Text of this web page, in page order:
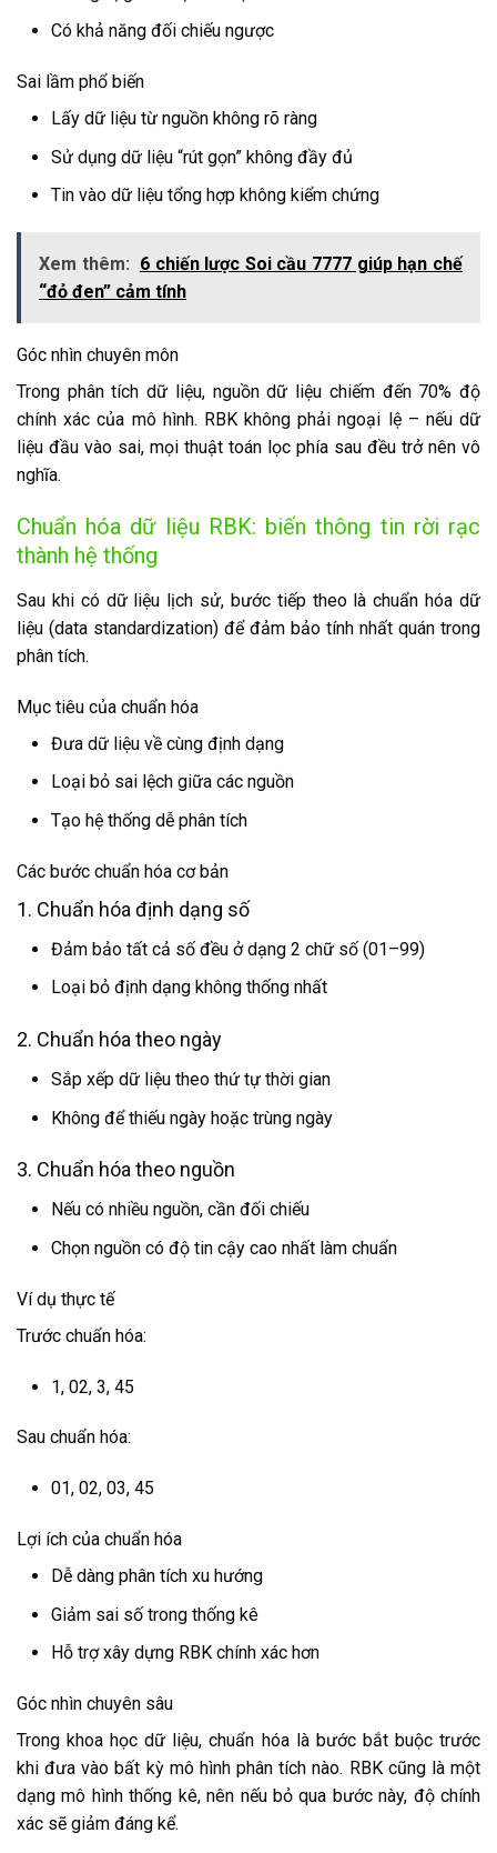
Có khả năng đối chiếu ngược
Sai lầm phổ biến
Lấy dữ liệu từ nguồn không rõ ràng
Sử dụng dữ liệu “rút gọn” không đầy đủ
Tin vào dữ liệu tổng hợp không kiểm chứng
Xem thêm: 6 chiến lược Soi cầu 7777 giúp hạn chế
“đỏ đen” cảm tính
Góc nhìn chuyên môn
Trong phân tích dữ liệu, nguồn dữ liệu chiếm đến 70% độ
chính xác của mô hình. RBK không phải ngoại lệ – nếu dữ
liệu đầu vào sai, mọi thuật toán lọc phía sau đều trở nên vô
nghĩa.
Chuẩn hóa dữ liệu RBK: biến thông tin rời rạc
thành hệ thống
Sau khi có dữ liệu lịch sử, bước tiếp theo là chuẩn hóa dữ
liệu (data standardization) để đảm bảo tính nhất quán trong
phân tích.
Mục tiêu của chuẩn hóa
Đưa dữ liệu về cùng định dạng
Loại bỏ sai lệch giữa các nguồn
Tạo hệ thống dễ phân tích
Các bước chuẩn hóa cơ bản
1. Chuẩn hóa định dạng số
Đảm bảo tất cả số đều ở dạng 2 chữ số (01–99)
Loại bỏ định dạng không thống nhất
2. Chuẩn hóa theo ngày
Sắp xếp dữ liệu theo thứ tự thời gian
Không để thiếu ngày hoặc trùng ngày
3. Chuẩn hóa theo nguồn
Nếu có nhiều nguồn, cần đối chiếu
Chọn nguồn có độ tin cậy cao nhất làm chuẩn
Ví dụ thực tế
Trước chuẩn hóa:
1, 02, 3, 45
Sau chuẩn hóa:
01, 02, 03, 45
Lợi ích của chuẩn hóa
Dễ dàng phân tích xu hướng
Giảm sai số trong thống kê
Hỗ trợ xây dựng RBK chính xác hơn
Góc nhìn chuyên sâu
Trong khoa học dữ liệu, chuẩn hóa là bước bắt buộc trước
khi đưa vào bất kỳ mô hình phân tích nào. RBK cũng là một
dạng mô hình thống kê, nên nếu bỏ qua bước này, độ chính
xác sẽ giảm đáng kể.